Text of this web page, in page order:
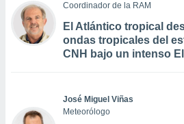
Coordinador de la RAM
El Atlántico tropical
ondas tropicales del
CNH bajo un intenso
José Miguel Viñas
Meteorólogo